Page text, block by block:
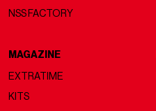
NSS FACTORY
MAGAZINE
EXTRATIME
KITS